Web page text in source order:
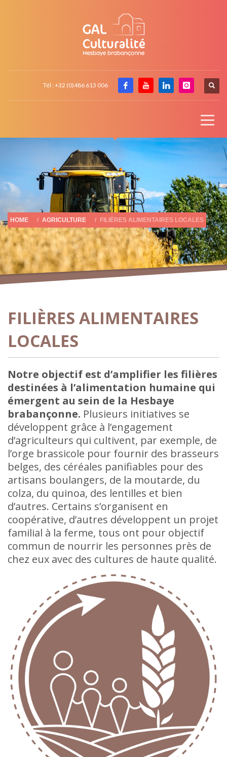
Tél : +32 (0)486 613 006
HOME AGRICULTURE FILIÈRES ALIMENTAIRES LOCALES
FILIÈRES ALIMENTAIRES
LOCALES
Notre objectif est d’amplifier les filières
destinées à l’alimentation humaine qui
émergent au sein de la Hesbaye
brabançonne. Plusieurs initiatives se
développent grâce à l’engagement
d’agriculteurs qui cultivent, par exemple, de
l’orge brassicole pour fournir des brasseurs
belges, des céréales panifiables pour des
artisans boulangers, de la moutarde, du
colza, du quinoa, des lentilles et bien
d’autres. Certains s’organisent en
coopérative, d’autres développent un projet
familial à la ferme, tous ont pour objectif
commun de nourrir les personnes près de
chez eux avec des cultures de haute qualité.